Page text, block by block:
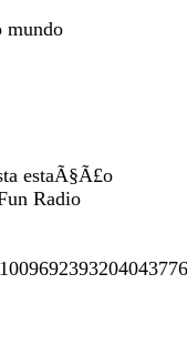
mundo
estaÃ§Ã£o
Radio